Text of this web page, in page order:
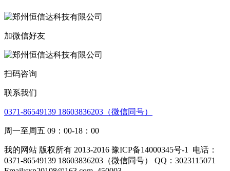
加微信好友
扫码咨询
联系我们
0371-86549139 18603836203（微信同号）
周一至周五 09：00-18：00
我的网站 版权所有 2013-2016 豫ICP备14000345号-1
电话：
0371-86549139 18603836203（微信同号） QQ：3023115071